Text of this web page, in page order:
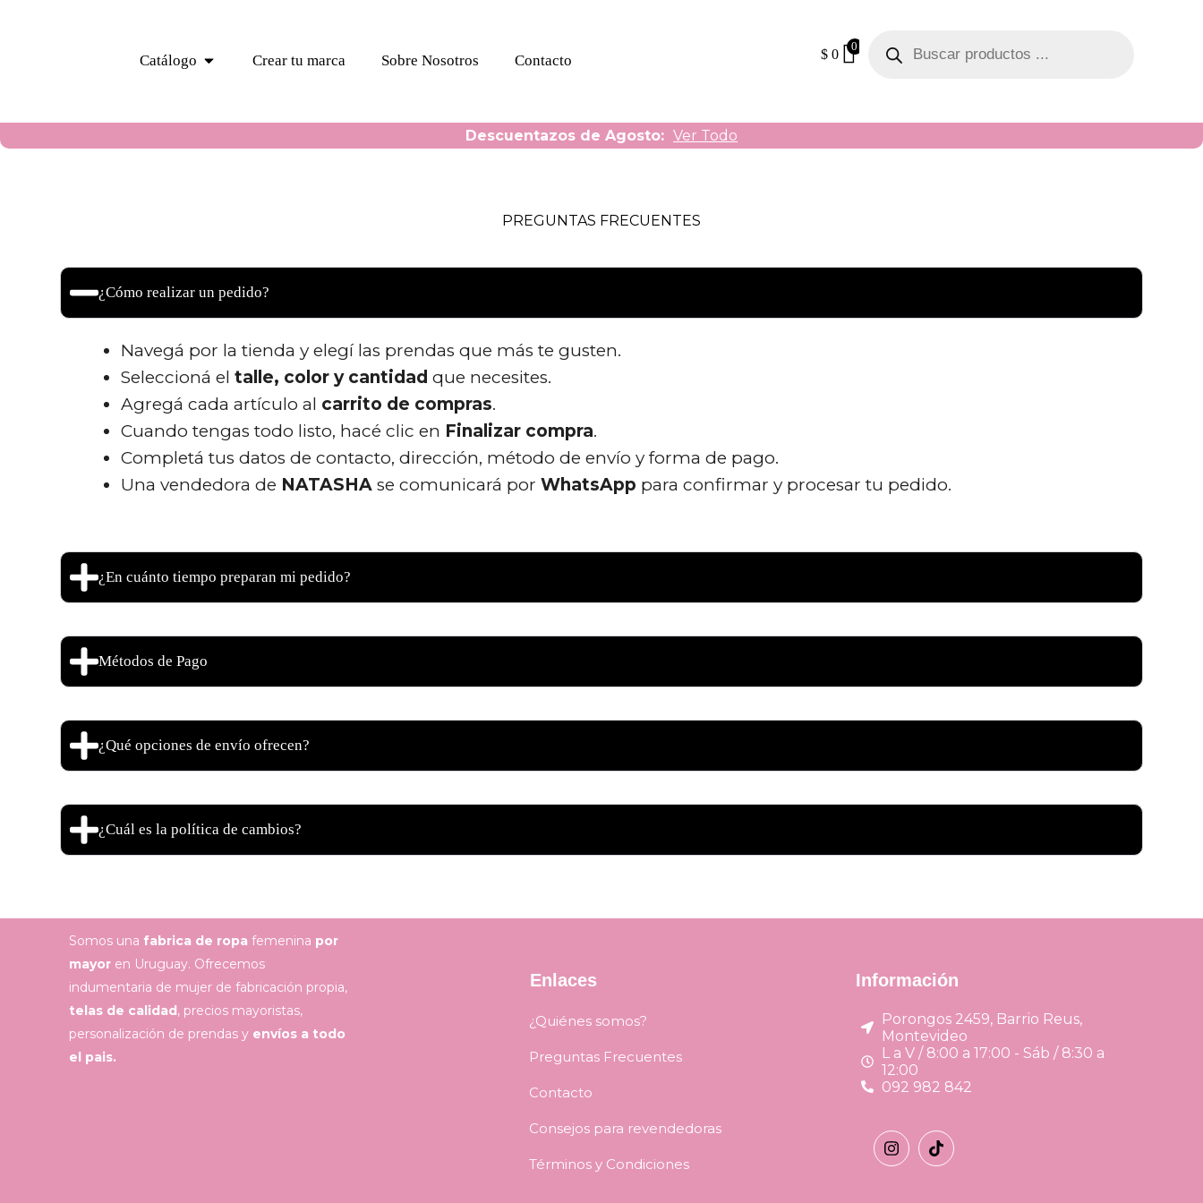
Catálogo Crear tu marca Sobre Nosotros Contacto $0
0
Descuentazos de Agosto: Ver Todo
PREGUNTAS FRECUENTES
¿Cómo realizar un pedido?
Navegá por la tienda y elegí las prendas que más te gusten.
Seleccioná el talle, color y cantidad que necesites.
Agregá cada artículo al carrito de compras.
Cuando tengas todo listo, hacé clic en Finalizar compra.
Completá tus datos de contacto, dirección, método de envío y forma de pago.
Una vendedora de NATASHA se comunicará por WhatsApp para confirmar y procesar tu pedido.
¿En cuánto tiempo preparan mi pedido?
Métodos de Pago
¿Qué opciones de envío ofrecen?
¿Cuál es la política de cambios?
Somos una fabrica de ropa femenina por
mayor en Uruguay. Ofrecemos
indumentaria de mujer de fabricación propia,
telas de calidad, precios mayoristas,
personalización de prendas y envíos a todo
el pais.
Enlaces
¿Quiénes somos?
Preguntas Frecuentes
Contacto
Consejos para revendedoras
Términos y Condiciones
Información
Porongos 2459, Barrio Reus,
Montevideo
L a V / 8:00 a 17:00 - Sáb / 8:30 a
12:00
092 982 842